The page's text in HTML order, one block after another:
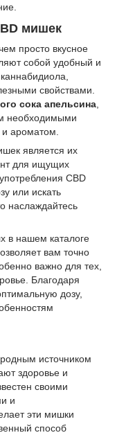
мишек
просто вкусное
собой удобный и
свойствами.
сока апельсина
необходимыми
ароматом.
является их
для ищущих
CBD
или искать
наслаждайтесь
в нашем каталоге
вам точно
важно для тех,
Благодаря
дозу,
источником
здоровье и
своими
и
эти мишки
способ